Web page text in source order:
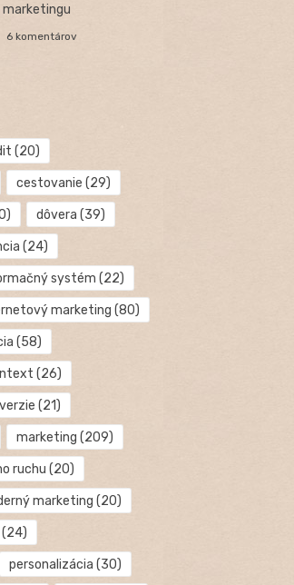
6 komentárov
(20)
cestovanie (29)
dôvera (39)
(24)
systém (22)
marketing (80)
(58)
(26)
(21)
marketing (209)
ruchu (20)
marketing (20)
(24)
personalizácia (30)